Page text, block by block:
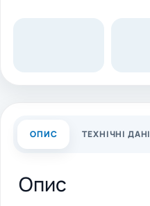
ОПИС ТЕХНІЧНІ ДАНІ
Опис